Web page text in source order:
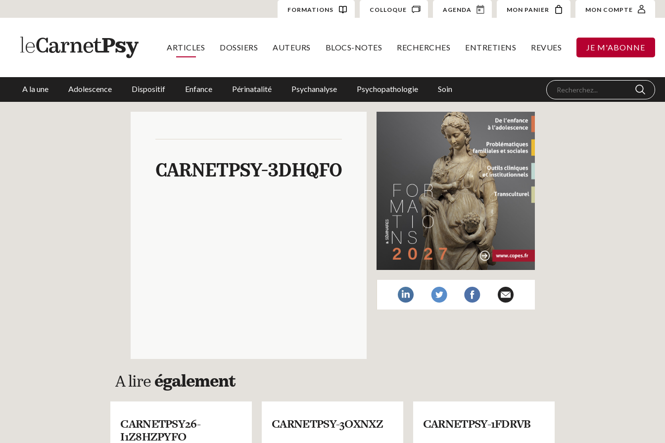
FORMATIONS COLLOQUE AGENDA MON PANIER MON COMPTE
ARTICLES DOSSIERS AUTEURS BLOCS-NOTES RECHERCHES ENTRETIENS REVUES JE M'ABONNE
A la une Adolescence Dispositif Enfance Périnatalité Psychanalyse Psychopathologie Soin
CARNETPSY-3DHQFO
A lire également
CARNETPSY26-
I1Z8HZPYFO
CARNETPSY-3OXNXZ CARNETPSY-1FDRVB